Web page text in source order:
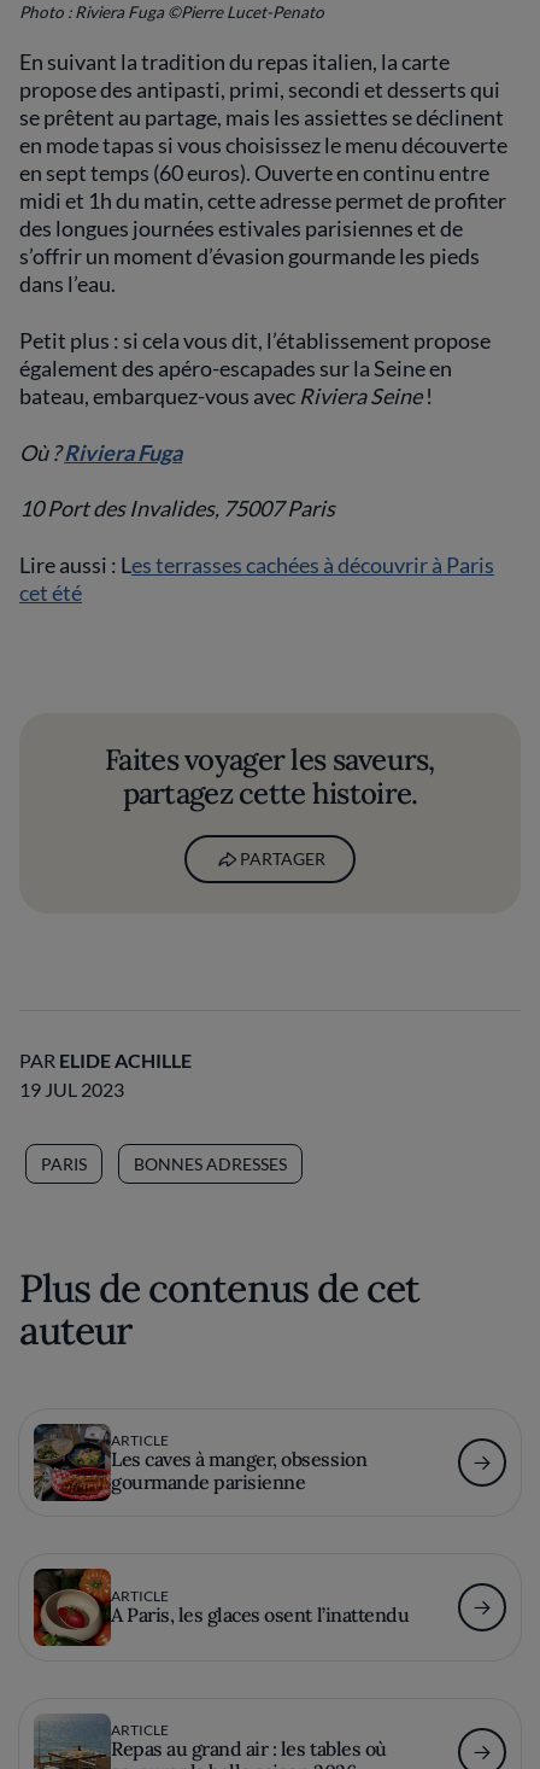
Photo : Riviera Fuga ©Pierre Lucet-Penato
En suivant la tradition du repas italien, la carte
propose des antipasti, primi, secondi et desserts qui
se prêtent au partage, mais les assiettes se déclinent
en mode tapas si vous choisissez le menu découverte
en sept temps (60 euros). Ouverte en continu entre
midi et 1h du matin, cette adresse permet de profiter
des longues journées estivales parisiennes et de
s’offrir un moment d’évasion gourmande les pieds
dans l’eau.
Petit plus : si cela vous dit, l’établissement propose
également des apéro-escapades sur la Seine en
bateau, embarquez-vous avec Riviera Seine!
Où ?Riviera Fuga
10 Port des Invalides, 75007 Paris
Lire aussi : Les terrasses cachées à découvrir à Paris
cet été
Faites voyager les saveurs,
partagez cette histoire.
PARTAGER
PAR ELIDE ACHILLE
19 JUL 2023
PARIS BONNES ADRESSES
Plus de contenus de cet
auteur
ARTICLE
Les caves à manger, obsession
gourmande parisienne
ARTICLE
A Paris, les glaces osent l’inattendu
ARTICLE
Repas au grand air : les tables où